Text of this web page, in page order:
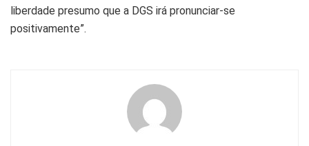
liberdade presumo que a DGS irá pronunciar-se
positivamente”.